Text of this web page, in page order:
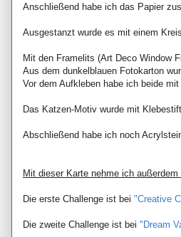
Anschließend habe ich das Papier
Ausgestanzt wurde es mit einem
Mit den Framelits (Art Deco Window
Aus dem dunkelblauen Fotokarton
Vor dem Aufkleben habe ich beide
Das Katzen-Motiv wurde mit
Abschließend habe ich noch
Mit dieser Karte nehme ich
Die erste Challenge ist bei "Creative
Die zweite Challenge ist bei "Dream